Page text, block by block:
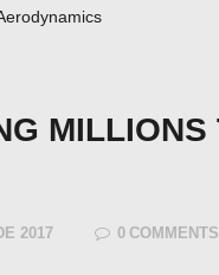
MILLIONS
2017 0 COMMENTS